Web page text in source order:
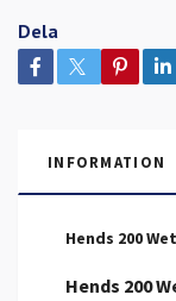
Dela
INFORMATION
Hends 200
Hends 200